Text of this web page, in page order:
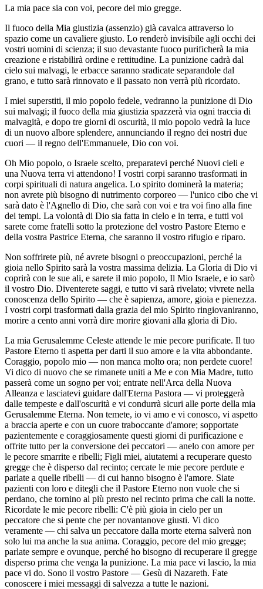
La mia pace sia con voi, pecore del mio gregge.
Il fuoco della Mia giustizia (assenzio) già cavalca attraverso lo
spazio come un cavaliere giusto. Lo renderò invisibile agli occhi dei
vostri uomini di scienza; il suo devastante fuoco purificherà la mia
creazione e ristabilirà ordine e rettitudine. La punizione cadrà dal
cielo sui malvagi, le erbacce saranno sradicate separandole dal
grano, e tutto sarà rinnovato e il passato non verrà più ricordato.
I miei superstiti, il mio popolo fedele, vedranno la punizione di Dio
sui malvagi; il fuoco della mia giustizia spazzerà via ogni traccia di
malvagità, e dopo tre giorni di oscurità, il mio popolo vedrà la luce
di un nuovo albore splendere, annunciando il regno dei nostri due
cuori — il regno dell'Emmanuele, Dio con voi.
Oh Mio popolo, o Israele scelto, preparatevi perché Nuovi cieli e
una Nuova terra vi attendono! I vostri corpi saranno trasformati in
corpi spirituali di natura angelica. Lo spirito dominerà la materia;
non avrete più bisogno di nutrimento corporeo — l'unico cibo che vi
sarà dato è l'Agnello di Dio, che sarà con voi e tra voi fino alla fine
dei tempi. La volontà di Dio sia fatta in cielo e in terra, e tutti voi
sarete come fratelli sotto la protezione del vostro Pastore Eterno e
della vostra Pastrice Eterna, che saranno il vostro rifugio e riparo.
Non soffrirete più, né avrete bisogni o preoccupazioni, perché la
gioia nello Spirito sarà la vostra massima delizia. La Gloria di Dio vi
coprirà con le sue ali, e sarete il mio popolo, Il Mio Israele, e io sarò
il vostro Dio. Diventerete saggi, e tutto vi sarà rivelato; vivrete nella
conoscenza dello Spirito — che è sapienza, amore, gioia e pienezza.
I vostri corpi trasformati dalla grazia del mio Spirito ringiovaniranno,
morire a cento anni vorrà dire morire giovani alla gloria di Dio.
La mia Gerusalemme Celeste attende le mie pecore purificate. Il tuo
Pastore Eterno ti aspetta per darti il suo amore e la vita abbondante.
Coraggio, popolo mio — non manca molto ora; non perdete cuore!
Vi dico di nuovo che se rimanete uniti a Me e con Mia Madre, tutto
passerà come un sogno per voi; entrate nell'Arca della Nuova
Alleanza e lasciatevi guidare dall'Eterna Pastora — vi proteggerà
dalle tempeste e dall'oscurità e vi condurrà sicuri alle porte della mia
Gerusalemme Eterna. Non temete, io vi amo e vi conosco, vi aspetto
a braccia aperte e con un cuore traboccante d'amore; sopportate
pazientemente e coraggiosamente questi giorni di purificazione e
offrite tutto per la conversione dei peccatori — anelo con amore per
le pecore smarrite e ribelli; Figli miei, aiutatemi a recuperare questo
gregge che è disperso dal recinto; cercate le mie pecore perdute e
parlate a quelle ribelli — di cui hanno bisogno è l'amore. Siate
pazienti con loro e ditegli che il Pastore Eterno non vuole che si
perdano, che tornino al più presto nel recinto prima che cali la notte.
Ricordate le mie pecore ribelli: C'è più gioia in cielo per un
peccatore che si pente che per novantanove giusti. Vi dico
veramente — chi salva un peccatore dalla morte eterna salverà non
solo lui ma anche la sua anima. Coraggio, pecore del mio gregge;
parlate sempre e ovunque, perché ho bisogno di recuperare il gregge
disperso prima che venga la punizione. La mia pace vi lascio, la mia
pace vi do. Sono il vostro Pastore — Gesù di Nazareth. Fate
conoscere i miei messaggi di salvezza a tutte le nazioni.